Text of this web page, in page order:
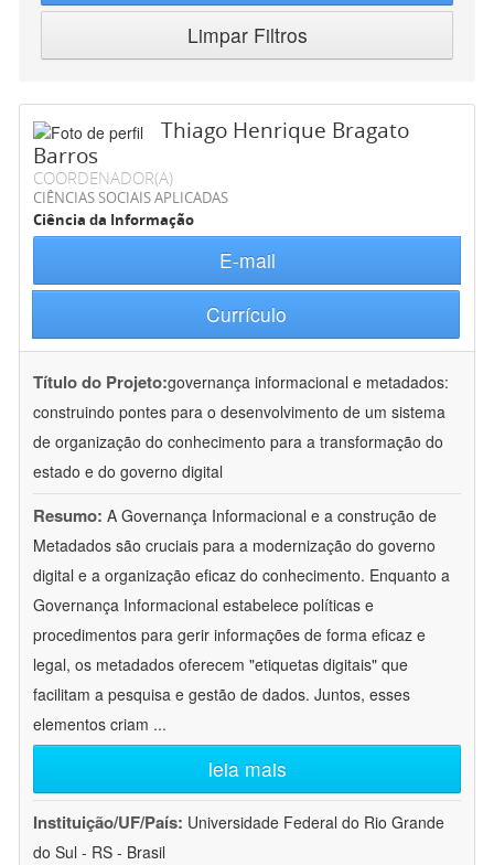
Limpar Filtros
Thiago Henrique Bragato
Barros
COORDENADOR(A)
CIÊNCIAS SOCIAIS APLICADAS
Ciência da Informação
E-mail
Currículo
Título do Projeto:governança informacional e metadados:
construindo pontes para o desenvolvimento de um sistema
de organização do conhecimento para a transformação do
estado e do governo digital
Resumo: A Governança Informacional e a construção de
Metadados são cruciais para a modernização do governo
digital e a organização eficaz do conhecimento. Enquanto a
Governança Informacional estabelece políticas e
procedimentos para gerir informações de forma eficaz e
legal, os metadados oferecem "etiquetas digitais" que
facilitam a pesquisa e gestão de dados. Juntos, esses
elementos criam ...
leia mais
Instituição/UF/País: Universidade Federal do Rio Grande
do Sul - RS - Brasil